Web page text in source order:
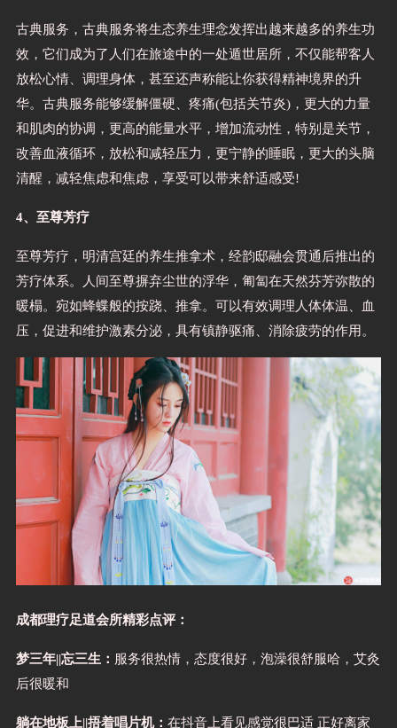
古典服务，古典服务将生态养生理念发挥出越来越多的养生功
效，它们成为了人们在旅途中的一处遁世居所，不仅能帮客人
放松心情、调理身体，甚至还声称能让你获得精神境界的升
华。古典服务能够缓解僵硬、疼痛(包括关节炎)，更大的力量
和肌肉的协调，更高的能量水平，增加流动性，特别是关节，
改善血液循环，放松和减轻压力，更宁静的睡眠，更大的头脑
清醒，减轻焦虑和焦虑，享受可以带来舒适感受!
4、至尊芳疗
至尊芳疗，明清宫廷的养生推拿术，经韵邸融会贯通后推出的
芳疗体系。人间至尊摒弃尘世的浮华，匍匐在天然芬芳弥散的
暖榻。宛如蜂蝶般的按跷、推拿。可以有效调理人体体温、血
压，促进和维护激素分泌，具有镇静驱痛、消除疲劳的作用。
成都理疗足道会所精彩点评：
梦三年||忘三生： 服务很热情，态度很好，泡澡很舒服哈，艾灸
后很暖和
躺在地板上||捂着唱片机： 在抖音上看见感觉很巴适 正好离家